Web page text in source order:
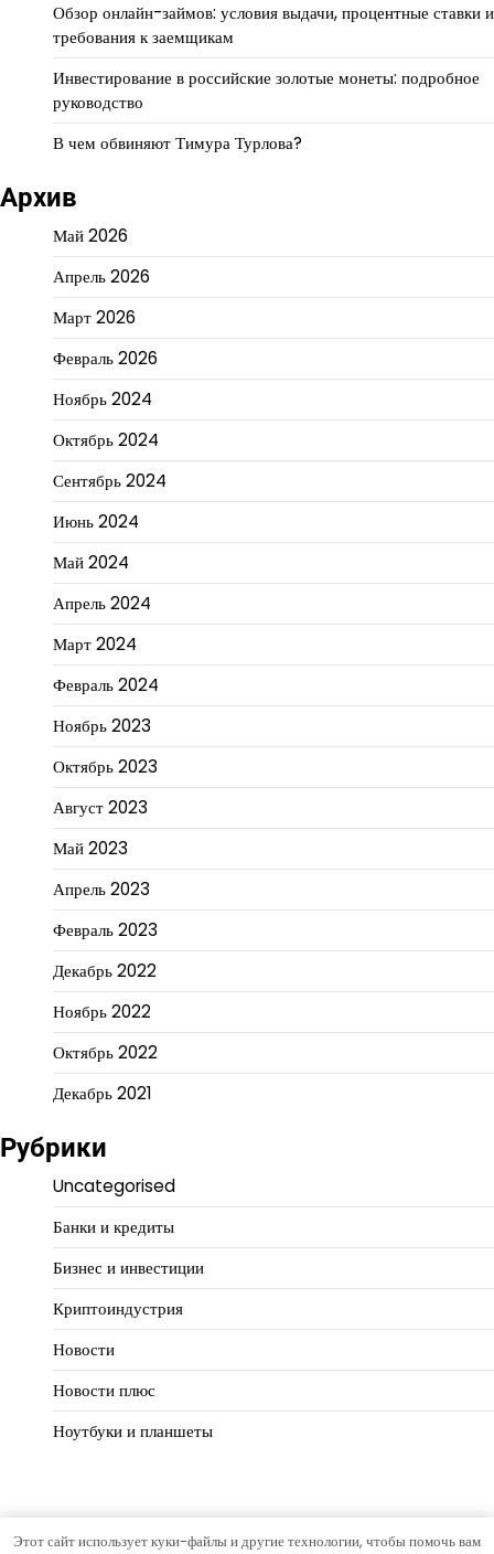
Обзор онлайн-займов: условия выдачи, процентные ставки и
требования к заемщикам
Инвестирование в российские золотые монеты: подробное
руководство
В чем обвиняют Тимура Турлова?
Архив
Май 2026
Апрель 2026
Март 2026
Февраль 2026
Ноябрь 2024
Октябрь 2024
Сентябрь 2024
Июнь 2024
Май 2024
Апрель 2024
Март 2024
Февраль 2024
Ноябрь 2023
Октябрь 2023
Август 2023
Май 2023
Апрель 2023
Февраль 2023
Декабрь 2022
Ноябрь 2022
Октябрь 2022
Декабрь 2021
Рубрики
Uncategorised
Банки и кредиты
Бизнес и инвестиции
Криптоиндустрия
Новости
Новости плюс
Ноутбуки и планшеты
Этот сайт использует куки-файлы и другие технологии, чтобы помочь вам